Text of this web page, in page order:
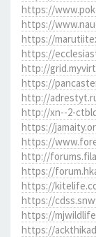
https://
https://
https://
https://
http://
https://
http://
http://xn--2-
https://
https://
http://
https://
https://
https://
https://
https://